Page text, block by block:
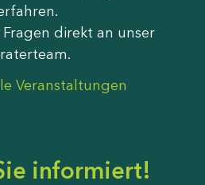
direkt an unser
Veranstaltungen
informiert!